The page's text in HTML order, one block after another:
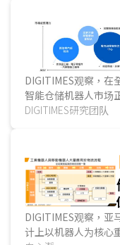
DIGITIMES观察，在
智能仓储机器人市场
越AGV，成为仓储自
DIGITIMES研究团队
DIGITIMES观察，亚
计上以机器人为核心